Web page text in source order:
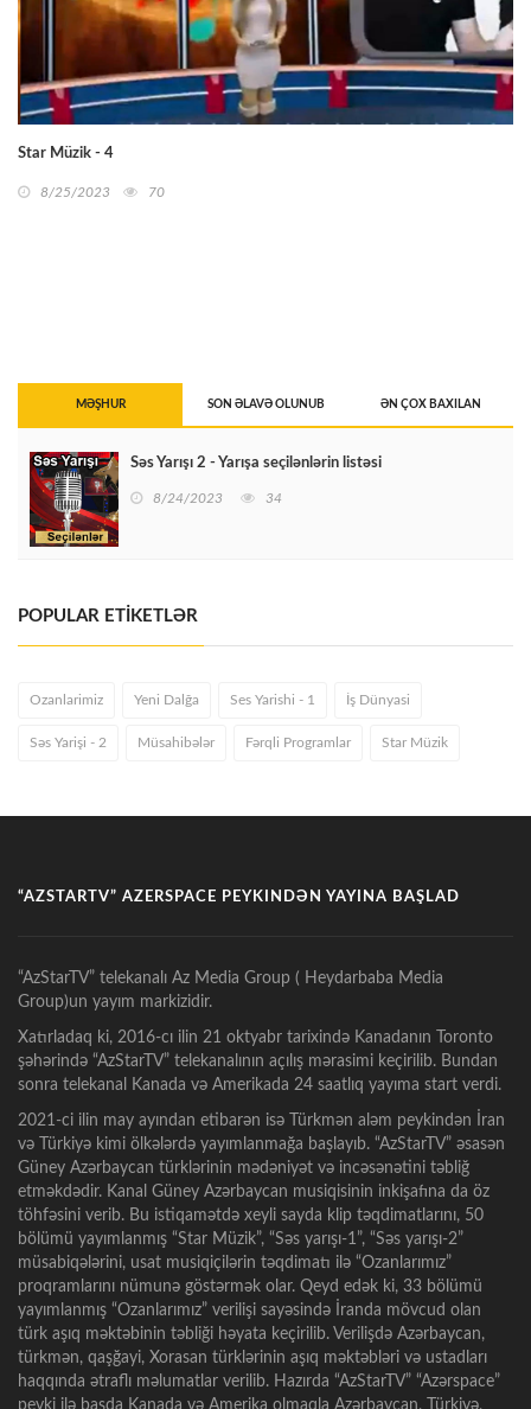
Star Müzik - 4
8/25/2023 70
MƏŞHUR SON ƏLAVƏ OLUNUB ƏN ÇOX BAXILAN
Səs Yarışı 2 - Yarışa seçilənlərin listəsi
8/24/2023 34
POPULAR ETİKETLƏR
Ozanlarimiz Yeni Dalğa Ses Yarishi - 1 İş Dünyasi
Səs Yarişi - 2 Müsahibələr Fərqli Programlar Star Müzik
“AZSTARTV” AZERSPACE PEYKINDƏN YAYINA BAŞLAD
“AzStarTV” telekanalı Az Media Group ( Heydarbaba Media
Group)un yayım markizidir.
Xatırladaq ki, 2016-cı ilin 21 oktyabr tarixində Kanadanın Toronto
şəhərində “AzStarTV” telekanalının açılış mərasimi keçirilib. Bundan
sonra telekanal Kanada və Amerikada 24 saatlıq yayıma start verdi.
2021-ci ilin may ayından etibarən isə Türkmən aləm peykindən İran
və Türkiyə kimi ölkələrdə yayımlanmağa başlayıb. “AzStarTV” əsasən
Güney Azərbaycan türklərinin mədəniyət və incəsənətini təbliğ
etməkdədir. Kanal Güney Azərbaycan musiqisinin inkişafına da öz
töhfəsini verib. Bu istiqamətdə xeyli sayda klip təqdimatlarını, 50
bölümü yayımlanmış “Star Müzik”, “Səs yarışı-1”, “Səs yarışı-2”
müsabiqələrini, usat musiqiçilərin təqdimatı ilə “Ozanlarımız”
proqramlarını nümunə göstərmək olar. Qeyd edək ki, 33 bölümü
yayımlanmış “Ozanlarımız” verilişi sayəsində İranda mövcud olan
türk aşıq məktəbinin təbliği həyata keçirilib. Verilişdə Azərbaycan,
türkmən, qaşğayi, Xorasan türklərinin aşıq məktəbləri və ustadları
haqqında ətraflı məlumatlar verilib. Hazırda “AzStarTV” “Azərspace”